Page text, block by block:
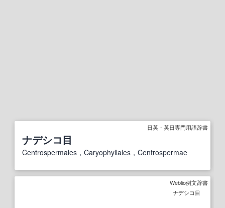
日英・英日専門用語辞書
ナデシコ目
Centrospermales， Caryophyllales ， Centrospermae
Weblio例文辞書
ナデシコ目